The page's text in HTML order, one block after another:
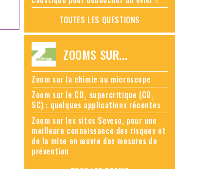
TOUTES LES QUESTIONS
ZOOMS SUR...
Zoom sur la chimie au microscope
Zoom sur le CO₂ supercritique (CO₂
SC) : quelques applications récentes
Zoom sur les sites Seveso, pour une
meilleure connaissance des risques et
de la mise en œuvre des mesures de
prévention